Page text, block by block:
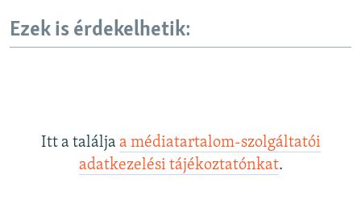
Ezek is érdekelhetik:
Itt a találja a médiatartalom-szolgáltatói
adatkezelési tájékoztatónkat.